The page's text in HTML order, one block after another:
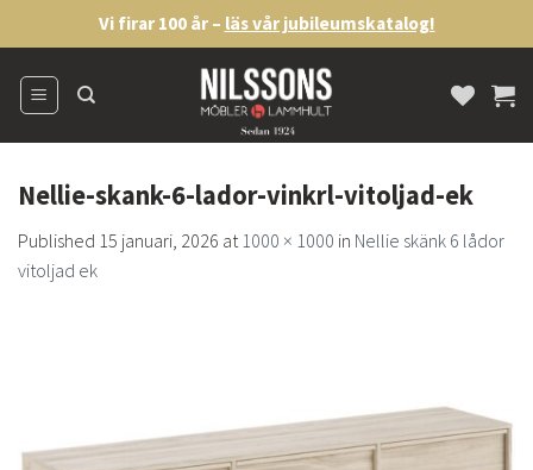
to
content
Vi firar 100 år – läs vår jubileumskatalog!
Nellie-skank-6-lador-vinkrl-vitoljad-ek
Published 15 januari, 2026 at1000 × 1000 in Nellie skänk 6 lådor
vitoljad ek